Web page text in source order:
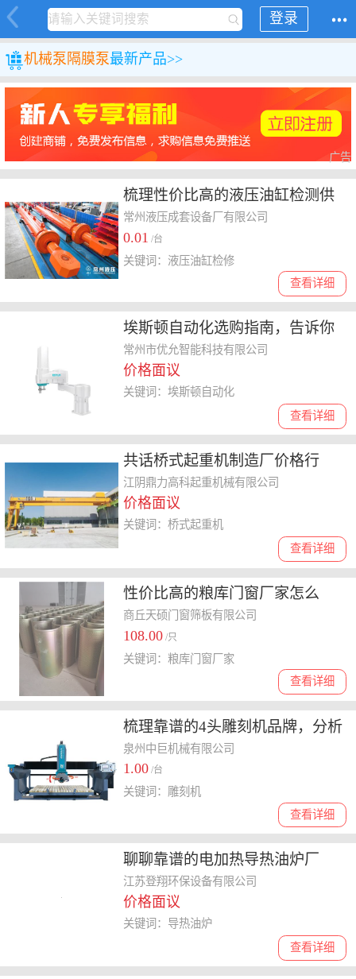
登录
机械泵 隔膜泵最新产品>>
广告
梳理性价比高的液压油缸检测供
应商，液压油缸保养厂多少钱
常州液压成套设备厂有限公司
0.01 /台
查看详细
关键词：液压油缸检修
埃斯顿自动化选购指南，告诉你
如何选到性价比高的产品
常州市优允智能科技有限公司
价格面议
查看详细
关键词：埃斯顿自动化
共话桥式起重机制造厂价格行
情，选哪家更合适
江阴鼎力高科起重机械有限公司
价格面议
查看详细
关键词：桥式起重机
性价比高的粮库门窗厂家怎么
选，分享优质品牌采购指南
商丘天硕门窗筛板有限公司
108.00 /只
查看详细
关键词：粮库门窗厂家
梳理靠谱的4头雕刻机品牌，分析
各品牌在市场的口碑情况
泉州中巨机械有限公司
1.00 /台
查看详细
关键词：雕刻机
聊聊靠谱的电加热导热油炉厂
家，为你揭秘高性价比之选
江苏登翔环保设备有限公司
价格面议
查看详细
关键词：导热油炉